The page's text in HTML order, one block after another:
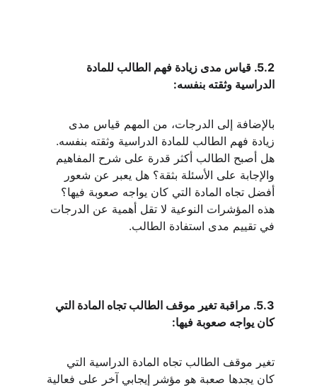
5.2. قياس مدى زيادة فهم الطالب للمادة
الدراسية وثقته بنفسه:
بالإضافة إلى الدرجات، من المهم قياس مدى
زيادة فهم الطالب للمادة الدراسية وثقته بنفسه.
هل أصبح الطالب أكثر قدرة على شرح المفاهيم
والإجابة على الأسئلة بثقة؟ هل يعبر عن شعور
أفضل تجاه المادة التي كان يواجه صعوبة فيها؟
هذه المؤشرات النوعية لا تقل أهمية عن الدرجات
في تقييم مدى استفادة الطالب.
5.3. مراقبة تغير موقف الطالب تجاه المادة التي
كان يواجه صعوبة فيها:
تغير موقف الطالب تجاه المادة الدراسية التي
كان يجدها صعبة هو مؤشر إيجابي آخر على فعالية